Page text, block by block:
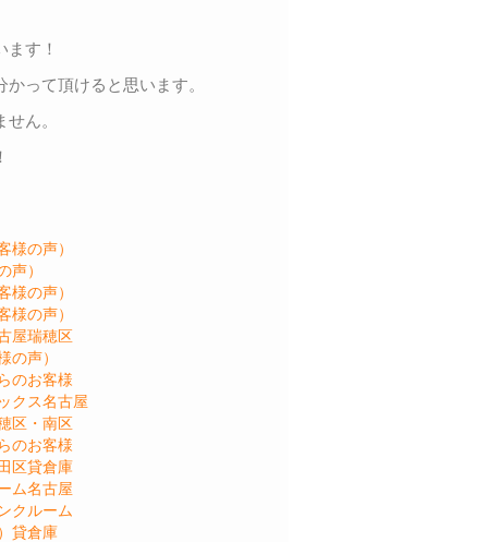
す！
って頂けると思います。
ん。
様の声）
声）
様の声）
様の声）
屋瑞穂区
の声）
のお客様
クス名古屋
区・南区
のお客様
区貸倉庫
ム名古屋
クルーム
貸倉庫